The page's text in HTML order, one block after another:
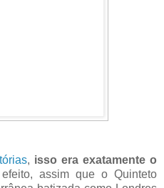
, isso era exatamente o
assim que o Quinteto